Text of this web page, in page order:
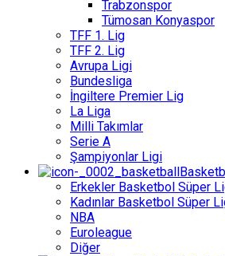
Trabzonspor
Tümosan Konyaspor
TFF 1. Lig
TFF 2. Lig
Avrupa Ligi
Bundesliga
İngiltere Premier Lig
La Liga
Milli Takımlar
Serie A
Şampiyonlar Ligi
Erkekler Basketbol Süper
Kadınlar Basketbol Süper
NBA
Euroleague
Diğer